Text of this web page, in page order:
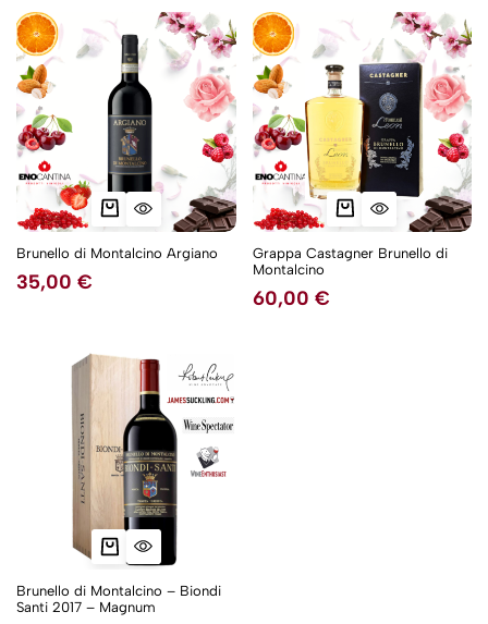
Brunello di Montalcino Argiano
35,00 €
Grappa Castagner Brunello di
Montalcino
60,00 €
Brunello di Montalcino – Biondi
Santi 2017 – Magnum